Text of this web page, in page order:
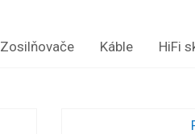
Zosilňovače Káble HiFi